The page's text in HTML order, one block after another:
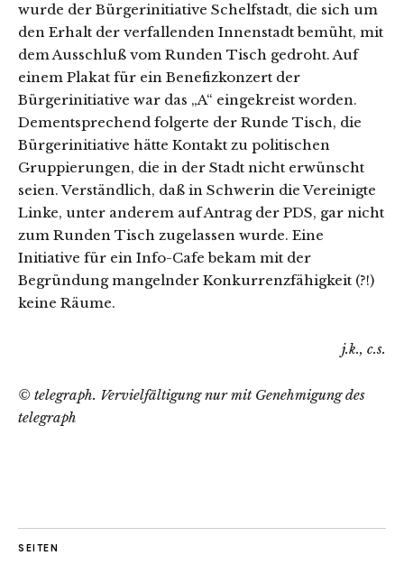
wurde der Bürgerinitiative Schelfstadt, die sich um
den Erhalt der verfallenden Innenstadt bemüht, mit
dem Ausschluß vom Runden Tisch gedroht. Auf
einem Plakat für ein Benefiz­konzert der
Bürgerinitiative war das „A“ eingekreist worden.
Dement­sprechend folgerte der Runde Tisch, die
Bürgerinitiative hätte Kontakt zu politischen
Gruppierungen, die in der Stadt nicht er­wünscht
seien. Verständlich, daß in Schwerin die Vereinigte
Linke, unter anderem auf Antrag der PDS, gar nicht
zum Runden Tisch zugelas­sen wurde. Eine
Initiative für ein Info-Cafe bekam mit der
Begründung mangelnder Konkurrenzfähigkeit (?!)
keine Räume.
j.k., c.s.
© telegraph. Vervielfältigung nur mit Genehmigung des
telegraph
SEITEN